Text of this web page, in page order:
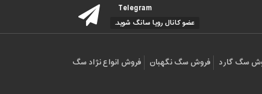
Telegram
عضو کانال رویا سانگ شوید.
سگ گارد فروش سگ نگهبان فروش انواع نژاد سگ